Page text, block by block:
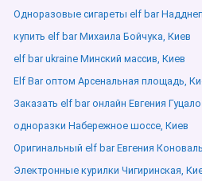
Одноразовые сигареты elf bar
купить elf bar Михаила Бойчука, Киев
elf bar ukraine Минский массив, Киев
Elf Bar оптом Арсенальная площадь,
Заказать elf bar онлайн Евгения
одноразки Набережное шоссе, Киев
Оригинальный elf bar Евгения
Электронные курилки Чигиринская,